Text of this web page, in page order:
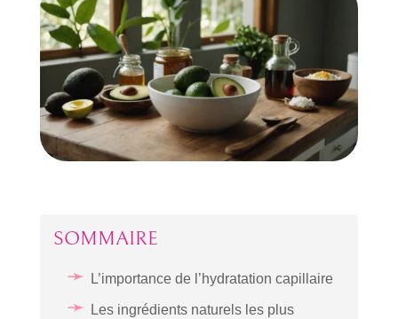
SOMMAIRE
L’importance de l’hydratation capillaire
Les ingrédients naturels les plus